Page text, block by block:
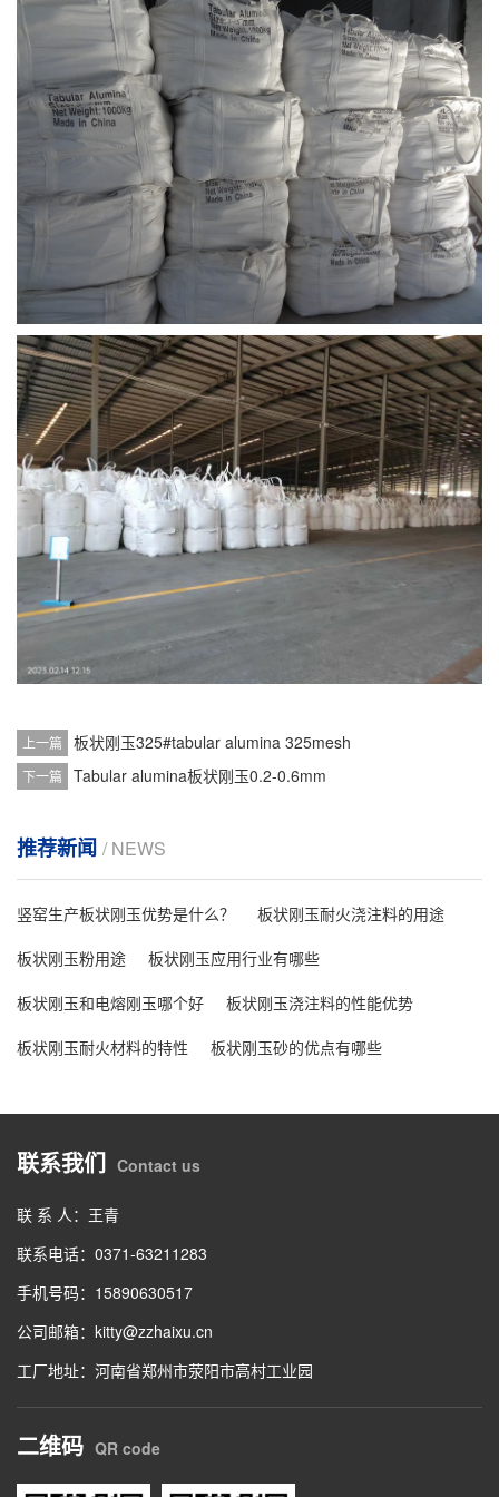
上一篇 板状刚玉325#tabular alumina 325mesh
下一篇 Tabular alumina板状刚玉0.2-0.6mm
推荐新闻 / NEWS
竖窑生产板状刚玉优势是什么？
板状刚玉耐火浇注料的用途
板状刚玉粉用途
板状刚玉应用行业有哪些
板状刚玉和电熔刚玉哪个好
板状刚玉浇注料的性能优势
板状刚玉耐火材料的特性
板状刚玉砂的优点有哪些
联系我们 Contact us
联 系 人：王青
联系电话：0371-63211283
手机号码：15890630517
公司邮箱：kitty@zzhaixu.cn
工厂地址：河南省郑州市荥阳市高村工业园
二维码 QR code